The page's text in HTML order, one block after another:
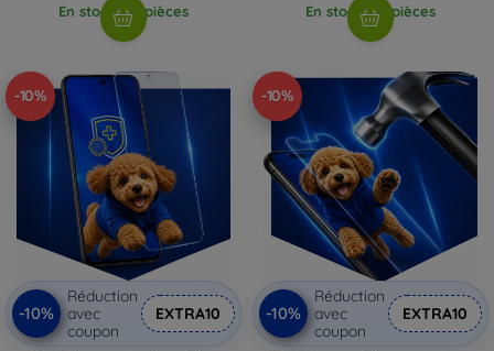
En stock > 5 pièces En stock > 5 pièces
-10%
-10%
Réduction
avec
coupon
EXTRA10
-10%
-10%
Réduction
avec
coupon
EXTRA10